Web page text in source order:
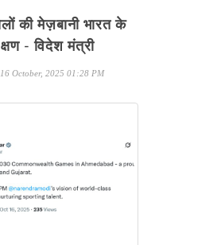
की मेज़बानी भारत के
- विदेश मंत्री
16 October, 2025 01:28 PM